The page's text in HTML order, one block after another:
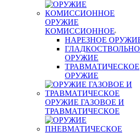
ОРУЖИЕ
КОМИССИОННОЕ
НАРЕЗНОЕ
ОРУЖИЕ
ТРАВМАТИЧЕСКОЕ
ОРУЖИЕ
ОРУЖИЕ ГАЗОВОЕ И
ТРАВМАТИЧЕСКОЕ